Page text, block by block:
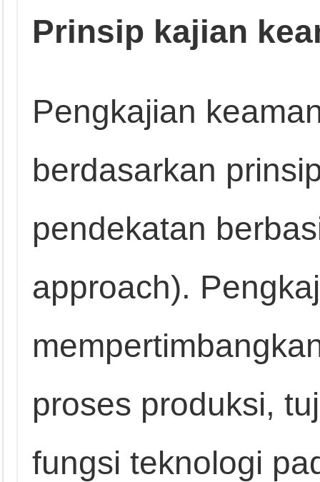
Prinsip kajian
Pengkajian
berdasarkan
pendekatan
approach).
proses produksi,
fungsi teknologi